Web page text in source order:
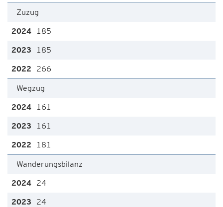
Zuzug
185
185
266
Wegzug
161
161
181
Wanderungsbilanz
24
24